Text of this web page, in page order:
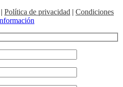
| Política de privacidad | Condiciones